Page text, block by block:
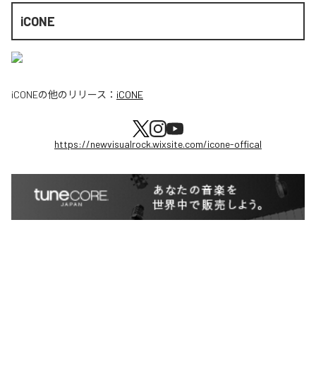
iCONE
iCONEの他のリリース： iCONE
https://newvisualrock.wixsite.com/icone-offical